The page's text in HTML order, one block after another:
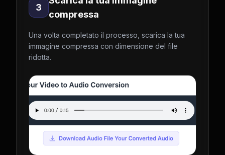
3
compressa
Una volta completato il processo, scarica la tua
immagine compressa con dimensione del file
ridotta.